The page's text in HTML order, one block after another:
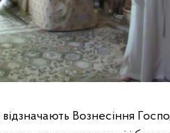
Вознесіння